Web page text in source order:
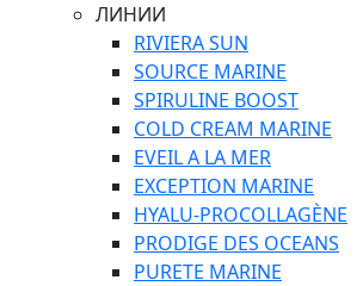
ЛИНИИ
RIVIERA SUN
SOURCE MARINE
SPIRULINE BOOST
COLD CREAM MARINE
EVEIL A LA MER
EXCEPTION MARINE
HYALU-PROCOLLAGÈNE
PRODIGE DES OCEANS
PURETE MARINE